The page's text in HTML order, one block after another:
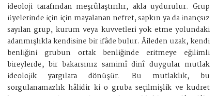
ideoloji tarafından meşrûlaştırılır, akla uydurulur. Grup
üyelerinde için için mayalanan nefret, sapkın ya da inançsız
sayılan grup, kurum veya kuvvetleri yok etme yolundaki
adanmışlıkla kendisine bir ifâde bulur. Âileden uzak, kendi
benliğini grubun ortak benliğinde eritmeye eğilimli
bireylerde, bir bakarsınız samimî dinî duygular mutlak
ideolojik yargılara dönüşür. Bu mutlaklık, bu
sorgulanamazlık hâlidir ki o gruba seçilmişlik ve kudret